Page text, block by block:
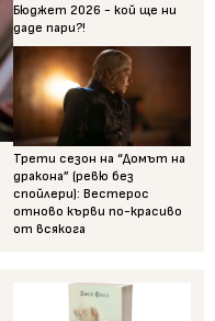
Бюджет 2026 - кой ще ни
даде пари?!
Трети сезон на “Домът на
дракона” (ревю без
спойлери): Вестерос
отново кърви по-красиво
от всякога